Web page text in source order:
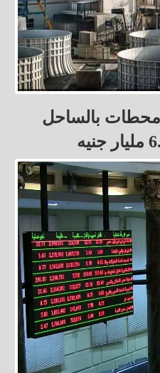
الكهرباء تعتزم إنشاء 4 محطات بالساحل